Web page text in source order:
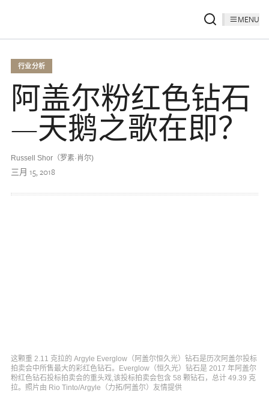
MENU
行业分析
阿盖尔粉红色钻石
—天鹅之歌在即？
Russell Shor（罗素·肖尔)
三月 15, 2018
这颗重 2.11 克拉的 Argyle Everglow（阿盖尔恒久光）钻石是历次阿盖尔投标
拍卖会中所售最大的彩红色钻石。Everglow（恒久光）钻石是 2017 年阿盖尔
粉红色钻石投标拍卖会的重头戏,该投标拍卖会包含 58 颗钻石，总计 49.39 克
拉。照片由 Rio Tinto/Argyle（力拓/阿盖尔）友情提供